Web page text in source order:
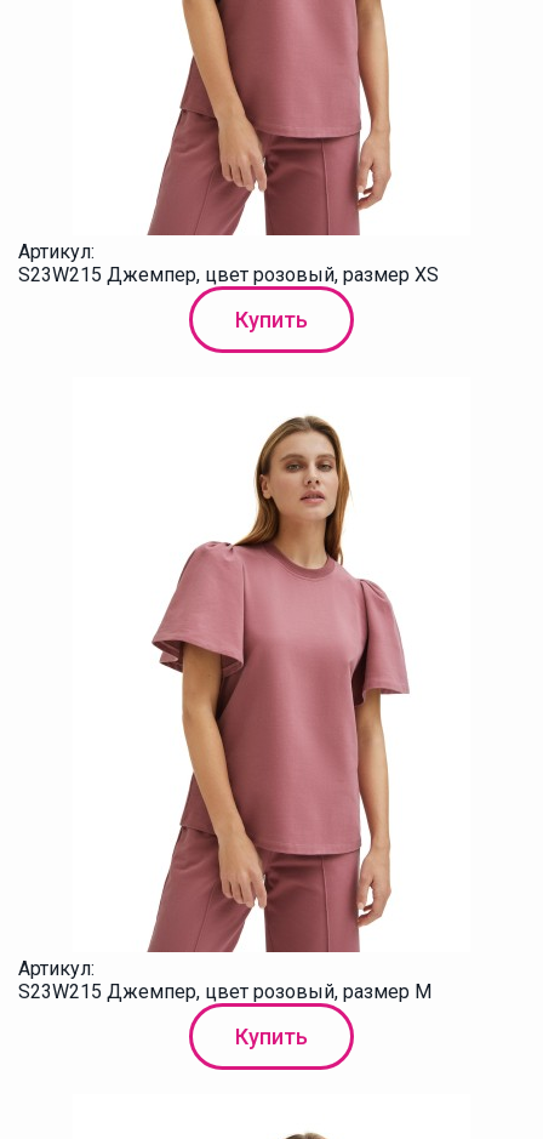
Артикул:
S23W215 Джемпер, цвет розовый, размер XS
Купить
Артикул:
S23W215 Джемпер, цвет розовый, размер M
Купить